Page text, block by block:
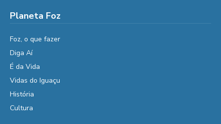
Planeta Foz
Foz, o que fazer
Diga Aí
É da Vida
Vidas do Iguaçu
História
Cultura